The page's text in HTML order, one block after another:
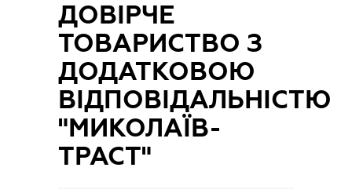
ДОВІРЧЕ
ТОВАРИСТВО З
ДОДАТКОВОЮ
ВІДПОВІДАЛЬНІСТЮ
"МИКОЛАЇВ-
ТРАСТ"